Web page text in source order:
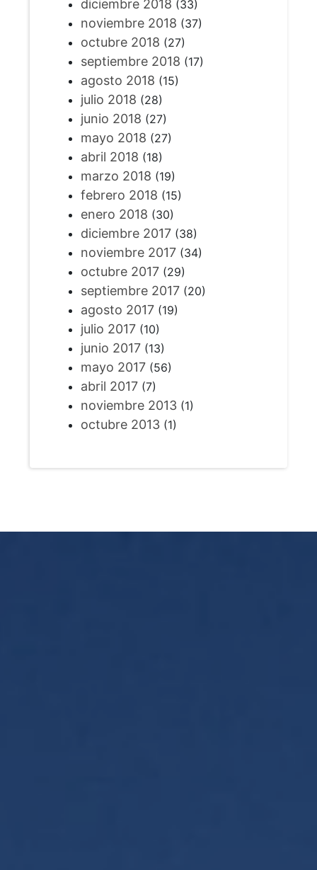
diciembre 2018 (33)
noviembre 2018 (37)
octubre 2018 (27)
septiembre 2018 (17)
agosto 2018 (15)
julio 2018 (28)
junio 2018 (27)
mayo 2018 (27)
abril 2018 (18)
marzo 2018 (19)
febrero 2018 (15)
enero 2018 (30)
diciembre 2017(38)
noviembre 2017(34)
octubre 2017(29)
septiembre 2017(20)
agosto 2017(19)
julio 2017(10)
junio 2017(13)
mayo 2017(56)
abril 2017(7)
noviembre 2013(1)
octubre 2013(1)